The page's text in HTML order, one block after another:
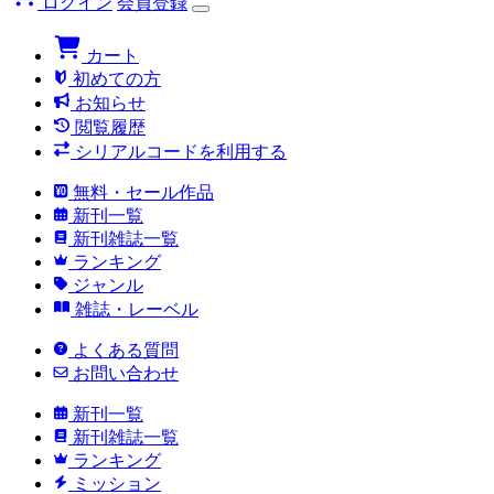
カート
初めての方
お知らせ
閲覧履歴
シリアルコードを利用する
無料・セール作品
新刊一覧
新刊雑誌一覧
ランキング
ジャンル
雑誌・レーベル
よくある質問
お問い合わせ
新刊一覧
新刊雑誌一覧
ランキング
ミッション